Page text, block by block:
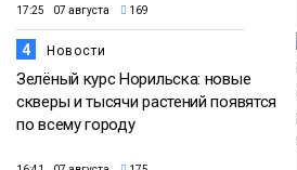
17:25 07 августа 169
4 Новости
Зелёный курс Норильска: новые
скверы и тысячи растений появятся
по всему городу